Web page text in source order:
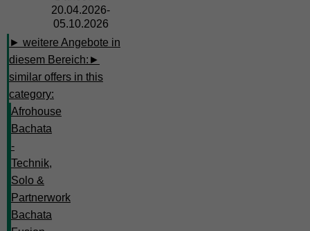
20.04.2026-
05.10.2026
► weitere Angebote in
diesem Bereich: ►
similar offers in this
category:
Afrohouse
Bachata
-
Technik,
Solo &
Partnerwork
Bachata